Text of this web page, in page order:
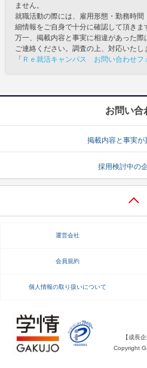
ません。
就職活動の際には、雇用形態・勤務時
細情報をご自身で十分に確認して頂きま
万一、掲載内容と事実に相違があった際
ご連絡ください。調査の上、対応いたし
「 Ｒｅ就活キャンパス お問い合わせフ
お問い合
掲載内容と事実が
採用検討中の
運営会社
会員規約
個人情報の取り扱いについて
【成長
Copyright